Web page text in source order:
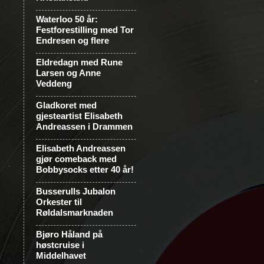
Waterloo 50 år:
Festforestilling med Tor
Endresen og flere
Eldredagn med Rune
Larsen og Anne
Veddeng
Gladkoret med
gjesteartist Elisabeth
Andreassen i Drammen
Elisabeth Andreassen
gjør comeback med
Bobbysocks etter 40 år!
Busserulls Jubalon
Orkester til
Røldalsmarknaden
Bjøro Håland på
høstcruise i
Middelhavet